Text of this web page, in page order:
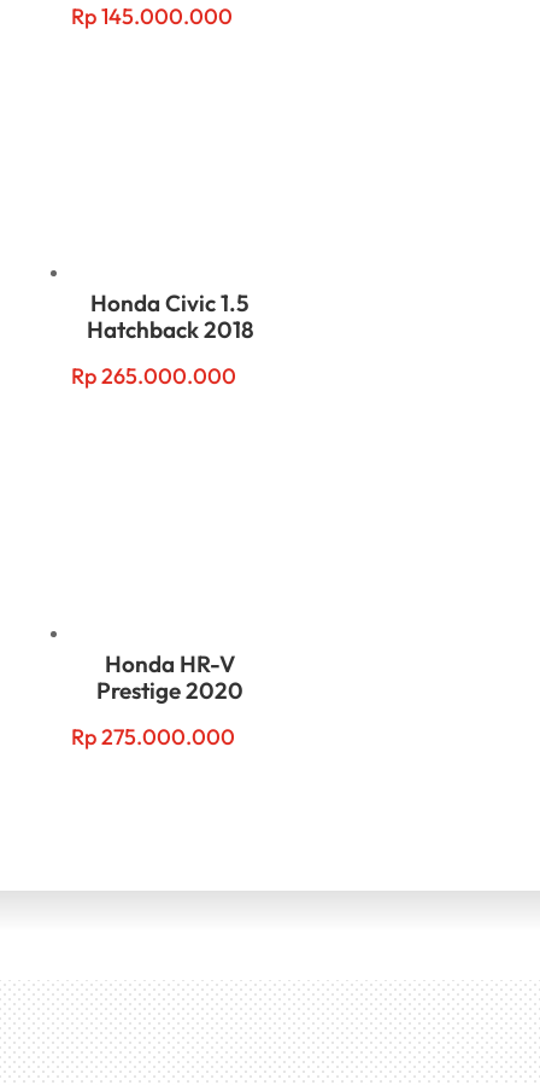
Rp145.000.000
Honda Civic 1.5
Hatchback 2018
Rp265.000.000
Honda HR-V
Prestige 2020
Rp275.000.000